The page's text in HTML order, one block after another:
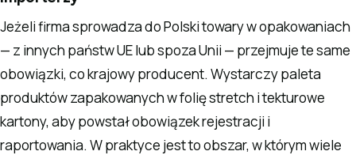
Jeżeli firma sprowadza do Polski towary w opakowaniach
— z innych państw UE lub spoza Unii — przejmuje te same
obowiązki, co krajowy producent. Wystarczy paleta
produktów zapakowanych w folię stretch i tekturowe
kartony, aby powstał obowiązek rejestracji i
raportowania. W praktyce jest to obszar, w którym wiele